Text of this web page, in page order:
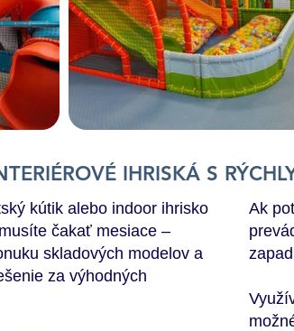
IHRISKÁ S
kútik alebo indoor ihrisko
čakať mesiace –
skladových modelov a
za výhodných
Ak